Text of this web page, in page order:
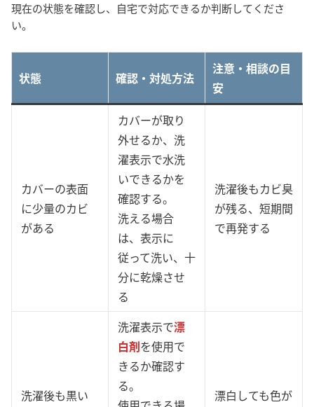
現在の状態を確認し、自宅で対応できるか判断してくださ
い。
状態 確認・対処方法
注意・相談の目
安
カバーの表面
に少量のカビ
がある
カバーが取り
外せるか、洗
濯表示で水洗
いできるかを
確認する。
洗える場合
は、表示に
従って洗い、十
分に乾燥させ
る
洗濯後もカビ臭
が残る、短期間
で再発する
洗濯後も黒い
洗濯表示で漂
白剤を使用で
きるか確認す
る。
漂白しても色が